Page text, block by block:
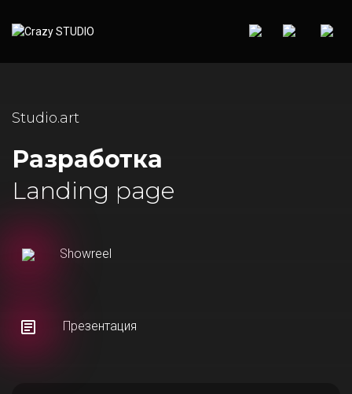
Studio.art
Разработка
Landing page
Showreel
Презентация